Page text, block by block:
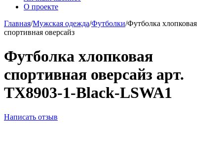
О проекте
Главная/Мужская одежда/Футболки/Футболка хлопковая
спортивная оверсайз
Футболка хлопковая
спортивная оверсайз арт.
TX8903-1-Black-LSWA1
Написать отзыв